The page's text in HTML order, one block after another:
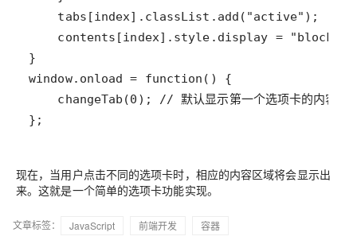
};
现在，当用户点击不同的选项卡时，相应的内容区域将会显示出
来。这就是一个简单的选项卡功能实现。
文章标签： JavaScript 前端开发
容器